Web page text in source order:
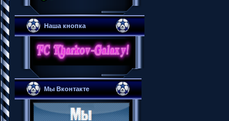
Наша кнопка
Мы Вконтакте